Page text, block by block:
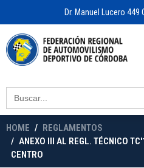
Dr. Manuel Lucero
Search
for:
HOME
REGLAMENTOS
ANEXO III AL REGL. TÉCNICO
CENTRO